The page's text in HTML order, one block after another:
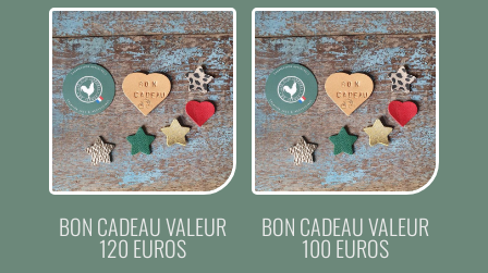
BON CADEAU VALEUR
120 EUROS
BON CADEAU VALEUR
100 EUROS